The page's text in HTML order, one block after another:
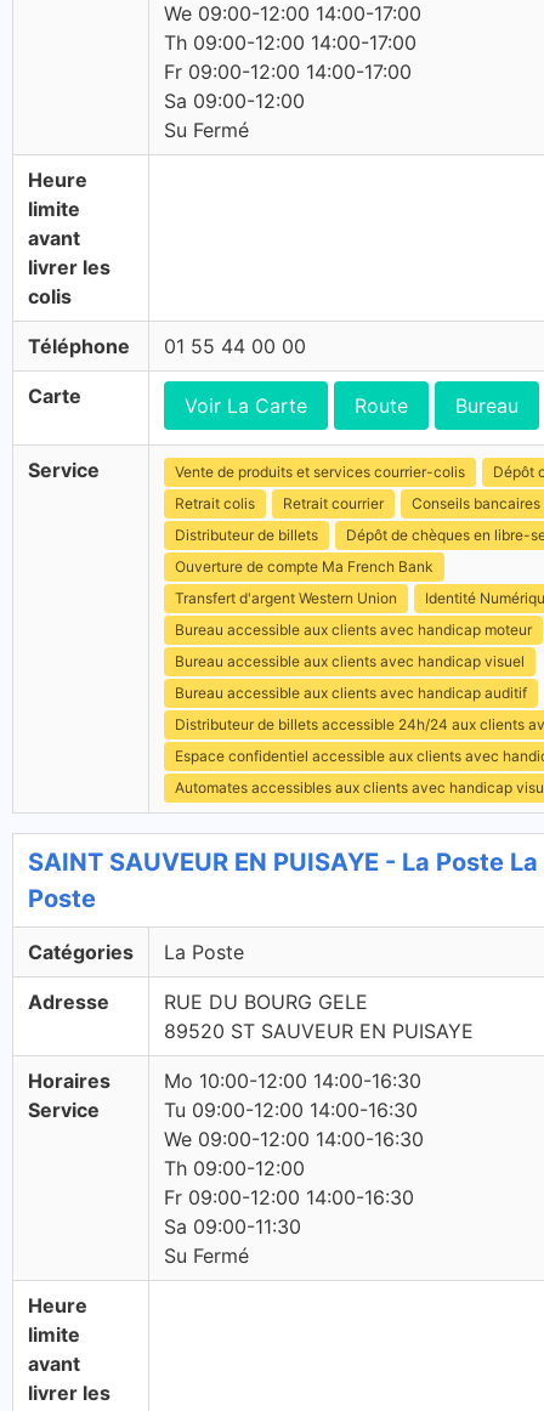
We 09:00-12:00 14:00-17:00
Th 09:00-12:00 14:00-17:00
Fr 09:00-12:00 14:00-17:00
Sa 09:00-12:00
Su Fermé
Heure
limite
avant
livrer les
colis
Téléphone 01 55 44 00 00
Carte Voir La Carte Route Bureau
Service Vente de produits et services courrier-colis
Dépôt
Retrait colis
Retrait courrier
Conseils bancaires
Distributeur de billets
Dépôt de chèques en libre-
Ouverture de compte Ma French Bank
Transfert d'argent Western Union
Identité
Bureau accessible aux clients avec handicap moteur
Bureau accessible aux clients avec handicap visuel
Bureau accessible aux clients avec handicap auditif
Distributeur de billets accessible 24h/24 aux clients
Espace confidentiel accessible aux clients avec
Automates accessibles aux clients avec handicap
SAINT SAUVEUR EN PUISAYE - La Poste La
Poste
Catégories La Poste
Adresse
RUE DU BOURG GELE
89520 ST SAUVEUR EN PUISAYE
Horaires
Service
Mo 10:00-12:00 14:00-16:30
Tu 09:00-12:00 14:00-16:30
We 09:00-12:00 14:00-16:30
Th 09:00-12:00
Fr 09:00-12:00 14:00-16:30
Sa 09:00-11:30
Su Fermé
Heure
limite
avant
livrer les